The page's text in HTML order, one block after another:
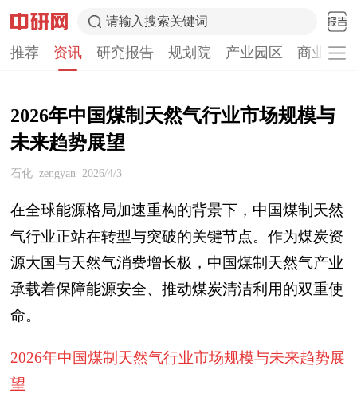
请输入搜索关键词
推荐 资讯 研究报告 规划院 产业园区 商业计
2026年中国煤制天然气行业市场规模与
未来趋势展望
石化 zengyan 2026/4/3
在全球能源格局加速重构的背景下，中国煤制天然
气行业正站在转型与突破的关键节点。作为煤炭资
源大国与天然气消费增长极，中国煤制天然气产业
承载着保障能源安全、推动煤炭清洁利用的双重使
命。
2026年中国煤制天然气行业市场规模与未来趋势展
望